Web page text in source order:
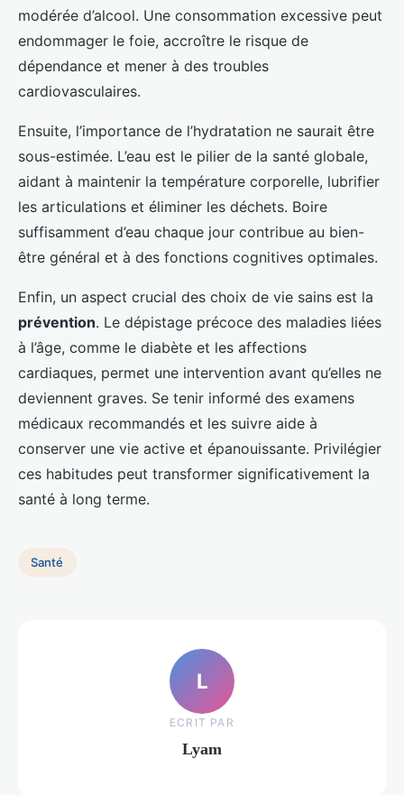
modérée d’alcool. Une consommation excessive peut
endommager le foie, accroître le risque de
dépendance et mener à des troubles
cardiovasculaires.
Ensuite, l’importance de l’hydratation ne saurait être
sous-estimée. L’eau est le pilier de la santé globale,
aidant à maintenir la température corporelle, lubrifier
les articulations et éliminer les déchets. Boire
suffisamment d’eau chaque jour contribue au bien-
être général et à des fonctions cognitives optimales.
Enfin, un aspect crucial des choix de vie sains est la
prévention. Le dépistage précoce des maladies liées
à l’âge, comme le diabète et les affections
cardiaques, permet une intervention avant qu’elles ne
deviennent graves. Se tenir informé des examens
médicaux recommandés et les suivre aide à
conserver une vie active et épanouissante. Privilégier
ces habitudes peut transformer significativement la
santé à long terme.
Santé
L
ECRIT PAR
Lyam